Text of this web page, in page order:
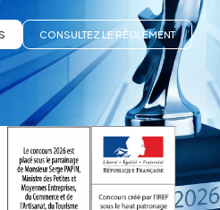
CONSULTEZ LE RÈGLEMENT